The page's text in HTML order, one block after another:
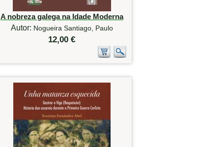
A nobreza galega na Idade Moderna
Autor: Nogueira Santiago, Paulo
12,00 €